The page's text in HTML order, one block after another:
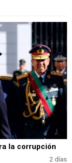
la corrupción
2 días